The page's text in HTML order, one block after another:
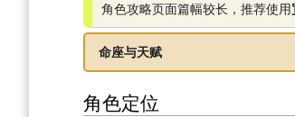
角色攻略页面篇幅较长，推荐使用
命座与天赋
角色定位